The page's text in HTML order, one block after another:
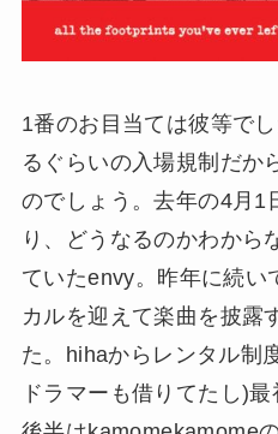
1番のお目当ては彼等で
るぐらいの入場規制だか
のでしょう。去年の4月1
り、どうなるのかわから
ていたenvy。昨年に続い
カルを迎えて楽曲を披露
た。hihaからレンタル制
ドラマーも借りてたし)